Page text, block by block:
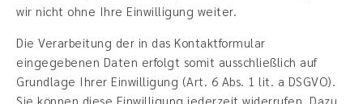
wir nicht ohne Ihre Einwilligung weiter.
Die Verarbeitung der in das Kontaktformular
eingegebenen Daten erfolgt somit ausschließlich auf
Grundlage Ihrer Einwilligung (Art. 6 Abs. 1 lit. a DSGVO).
Sie können diese Einwilligung jederzeit widerrufen. Dazu